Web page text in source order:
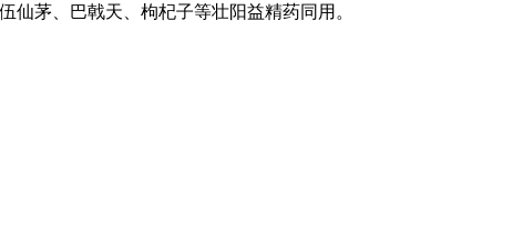
茅、巴戟天、枸杞子等壮阳益精药同用。